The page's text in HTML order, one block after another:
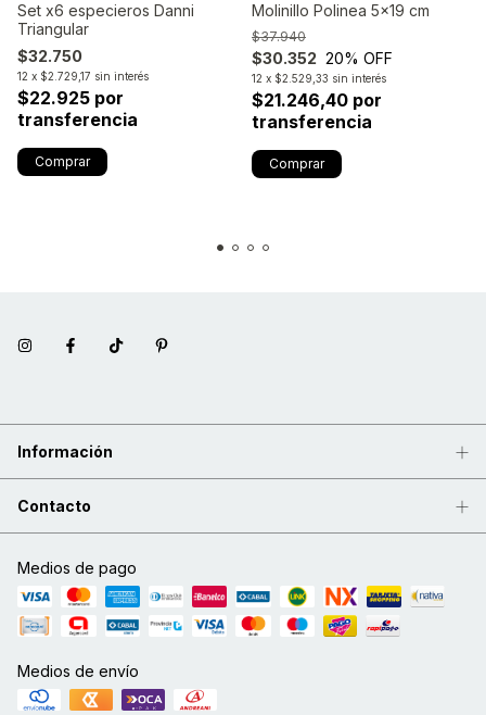
Set x6 especieros Danni
Triangular
$32.750
12 x $2.729,17 sin interés
$22.925 por
transferencia
Molinillo Polinea 5x19 cm
$30.352
$37.940
20% OFF
12 x $2.529,33 sin interés
$21.246,40 por
transferencia
Comprar
Información
Contacto
Medios de pago
Medios de envío